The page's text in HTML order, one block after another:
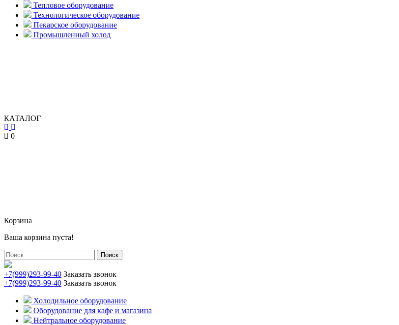
Тепловое оборудование
Технологическое оборудование
Пекарское оборудование
Промышленный холод
КАТАЛОГ
0
Корзина
Ваша корзина пуста!
Поиск
+7(999)293-99-40 Заказать звонок
+7(999)293-99-40 Заказать звонок
Холодильное оборудование
Оборудование для кафе и магазина
Нейтральное оборудование